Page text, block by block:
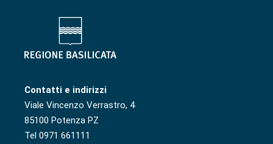
Contatti e indirizzi
Viale Vincenzo Verrastro, 4
85100 Potenza PZ
Tel 0971 661111